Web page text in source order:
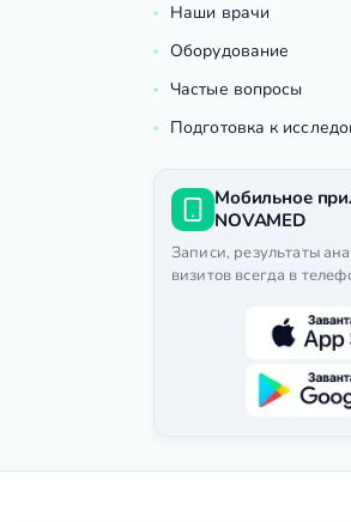
Наши врачи
Оборудование
Частые вопросы
Подготовка к
Мобильное
NOVAMED
Записи, результаты
визитов всегда в